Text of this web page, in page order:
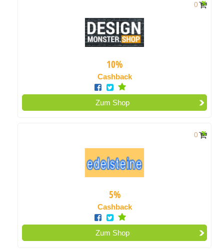
0
10%
Cashback
Zum Shop
0
5%
Cashback
Zum Shop